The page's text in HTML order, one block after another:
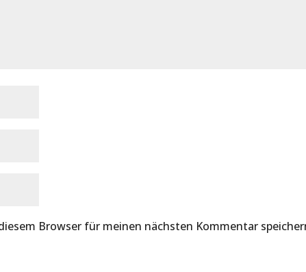
Browser für meinen nächsten Kommentar